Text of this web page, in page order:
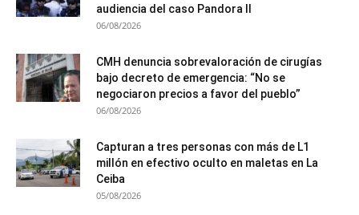
audiencia del caso Pandora II
06/08/2026
CMH denuncia sobrevaloración de cirugías
bajo decreto de emergencia: “No se
negociaron precios a favor del pueblo”
06/08/2026
Capturan a tres personas con más de L1
millón en efectivo oculto en maletas en La
Ceiba
05/08/2026